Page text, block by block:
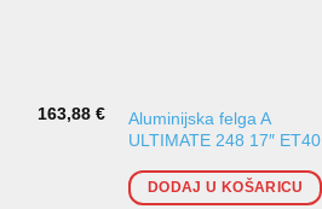
163,88 €
Aluminijska felga A
ULTIMATE 248 17″ ET40
DODAJ U KOŠARICU